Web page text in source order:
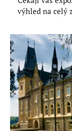
výhled na celý